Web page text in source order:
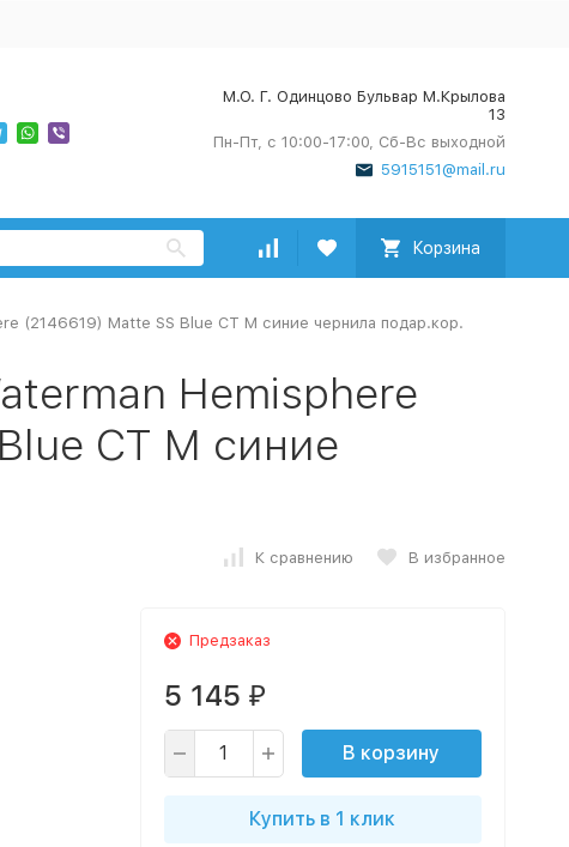
М.О. Г. Одинцово Бульвар М.Крылова
13
Пн-Пт, с 10:00-17:00, Сб-Вс выходной
5915151@mail.ru
Корзина
(2146619) Matte SS Blue CT M синие чернила подар.кор.
Hemisphere
CT M синие
К сравнению В избранное
Предзаказ
5 145 ₽
В корзину
Купить в 1 клик